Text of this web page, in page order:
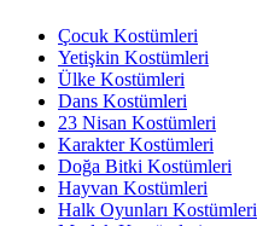
Çocuk Kostümleri
Yetişkin Kostümleri
Ülke Kostümleri
Dans Kostümleri
23 Nisan Kostümleri
Karakter Kostümleri
Doğa Bitki Kostümleri
Hayvan Kostümleri
Halk Oyunları Kostümleri